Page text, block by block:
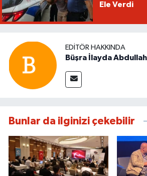
Ele Verdi
EDITÖR HAKKINDA
Büşra İlayda
Bunlar da ilginizi çekebilir